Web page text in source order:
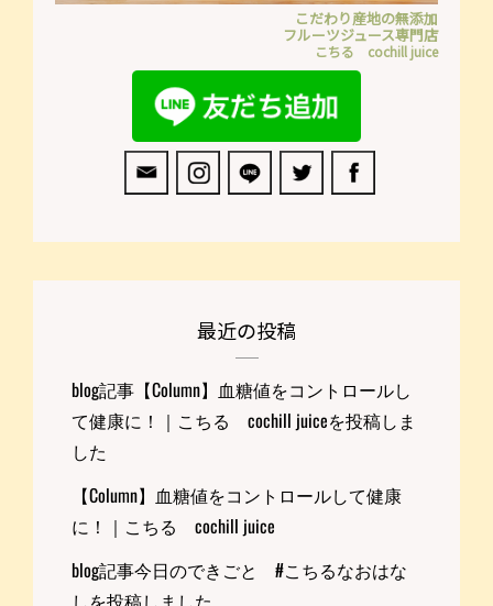
こだわり産地の無添加
フルーツジュース専門店
こちる cochill juice
最近の投稿
blog記事【Column】血糖値をコントロールし
て健康に！｜こちる cochill juiceを投稿しま
した
【Column】血糖値をコントロールして健康
に！｜こちる cochill juice
blog記事今日のできごと #こちるなおはな
しを投稿しました